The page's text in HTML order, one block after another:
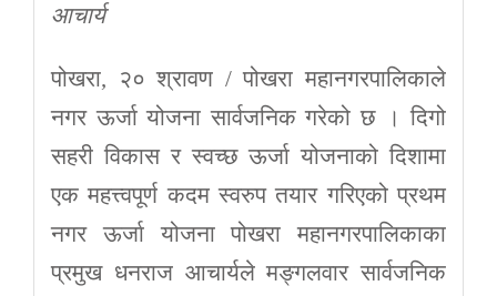
आचार्य
पोखरा, २० श्रावण / पोखरा महानगरपालिकाले
नगर ऊर्जा योजना सार्वजनिक गरेको छ । दिगो
सहरी विकास र स्वच्छ ऊर्जा योजनाको दिशामा
एक महत्त्वपूर्ण कदम स्वरुप तयार गरिएको प्रथम
नगर ऊर्जा योजना पोखरा महानगरपालिकाका
प्रमुख धनराज आचार्यले मङ्गलवार सार्वजनिक